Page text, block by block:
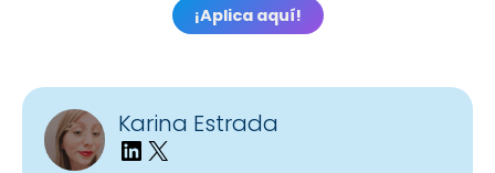
¡Aplica aquí!
Karina Estrada